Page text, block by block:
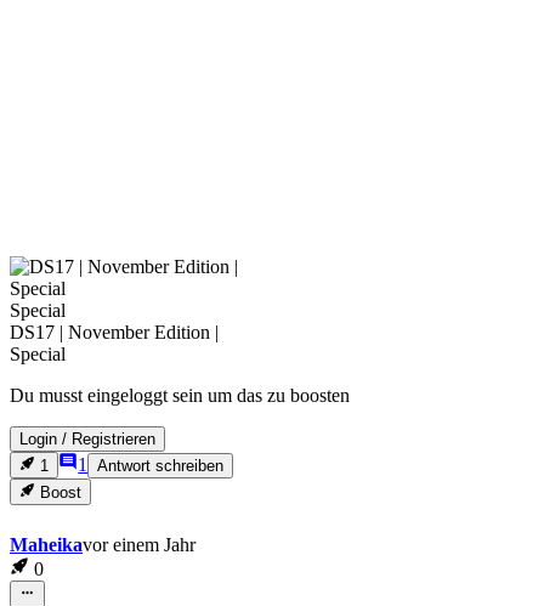
Special
DS17 | November Edition |
Special
Du musst eingeloggt sein um das zu boosten
Login / Registrieren
1
1
Antwort schreiben
Boost
Maheikavor einem Jahr
0